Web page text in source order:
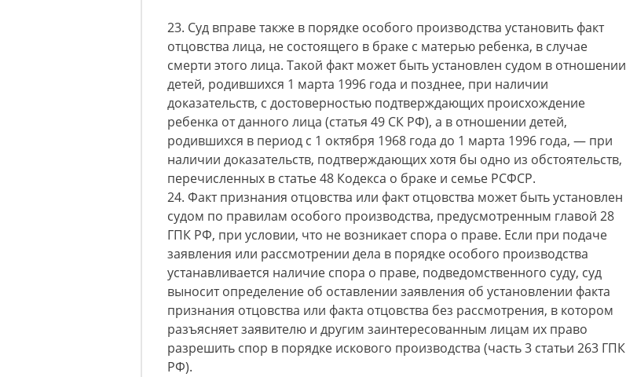
23. Суд вправе также в порядке особого производства установить факт
отцовства лица, не состоящего в браке с матерью ребенка, в случае
смерти этого лица. Такой факт может быть установлен судом в отношении
детей, родившихся 1 марта 1996 года и позднее, при наличии
доказательств, с достоверностью подтверждающих происхождение
ребенка от данного лица (статья 49 СК РФ), а в отношении детей,
родившихся в период с 1 октября 1968 года до 1 марта 1996 года, — при
наличии доказательств, подтверждающих хотя бы одно из обстоятельств,
перечисленных в статье 48 Кодекса о браке и семье РСФСР.
24. Факт признания отцовства или факт отцовства может быть установлен
судом по правилам особого производства, предусмотренным главой 28
ГПК РФ, при условии, что не возникает спора о праве. Если при подаче
заявления или рассмотрении дела в порядке особого производства
устанавливается наличие спора о праве, подведомственного суду, суд
выносит определение об оставлении заявления об установлении факта
признания отцовства или факта отцовства без рассмотрения, в котором
разъясняет заявителю и другим заинтересованным лицам их право
разрешить спор в порядке искового производства (часть 3 статьи 263 ГПК
РФ).